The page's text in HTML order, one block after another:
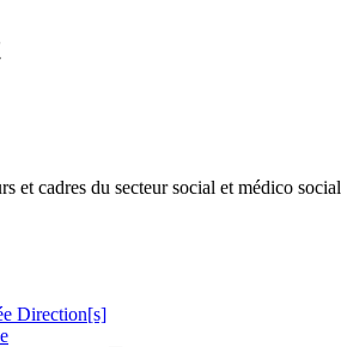
et cadres du secteur social et médico social
Direction[s]